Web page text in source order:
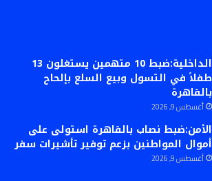
الداخلية:ضبط 10 متهمين يستغلون 13
طفلاً في التسول وبيع السلع بإلحاح
بالقاهرة
أغسطس 9, 2026
الأمن:ضبط نصاب بالقاهرة استولى على
أموال المواطنين بزعم توفير تأشيرات سفر
أغسطس 9, 2026